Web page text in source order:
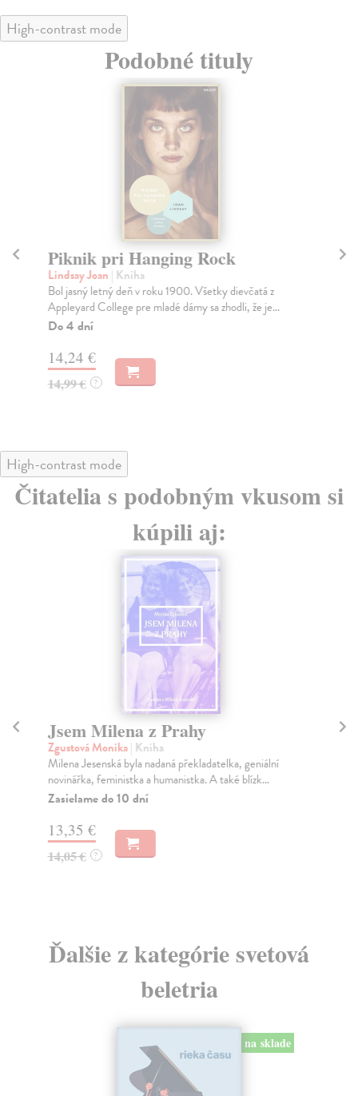
High-contrast mode
Podobné tituly
Piknik pri Hanging Rock
Lindsay Joan | Kniha
Bol jasný letný deň v roku 1900. Všetky dievčatá z
Appleyard College pre mladé dámy sa zhodli, že je...
Do 4 dní
14,24 €
14,99 € ?
High-contrast mode
Čitatelia s podobným vkusom si
kúpili aj:
Jsem Milena z Prahy
Zgustová Monika| Kniha
Milena Jesenská byla nadaná překladatelka, geniální
novinářka, feministka a humanistka. A také blízk...
Zasielame do 10 dní
13,35 €
14,05 € ?
Ďalšie z kategórie svetová
beletria
na sklade